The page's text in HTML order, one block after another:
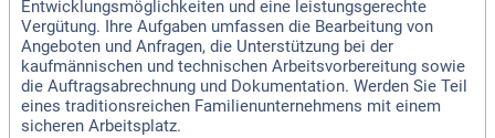
Entwicklungsmöglichkeiten und eine leistungsgerechte
Vergütung. Ihre Aufgaben umfassen die Bearbeitung von
Angeboten und Anfragen, die Unterstützung bei der
kaufmännischen und technischen Arbeitsvorbereitung sowie
die Auftragsabrechnung und Dokumentation. Werden Sie Teil
eines traditionsreichen Familienunternehmens mit einem
sicheren Arbeitsplatz.